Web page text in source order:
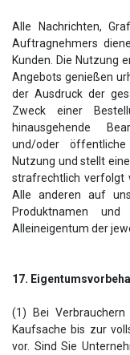
Alle Nachrichten,
Auftragnehmers
Kunden. Die Nutzung
Angebots genießen
der Ausdruck der
Zweck einer
hinausgehende
und/oder
Nutzung und stellt
strafrechtlich verfolgt
Alle anderen auf
Produktnamen
Alleineigentum der
17.
(1) Bei
Kaufsache bis zur
vor. Sind Sie